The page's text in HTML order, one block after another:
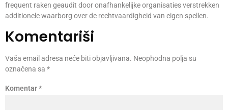
frequent raken geaudit door onafhankelijke organisaties verstrekken
additionele waarborg over de rechtvaardigheid van eigen spellen.
Komentariši
Vaša email adresa neće biti objavljivana. Neophodna polja su
označena sa *
Komentar*